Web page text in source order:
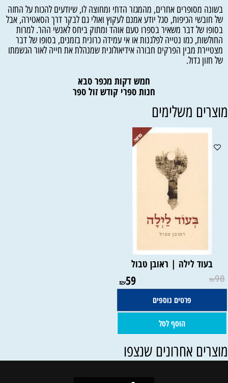
בשונה מסופרים אחרים, מהמגזר הדתי ומחוצה לו, שיודעים להכות על החזה
של חובשי הכיפות, סגל יודע אמנם לעקוץ ואולי גם לבקר דרך הסאטירה, אבל
בסופו של דבר משאיר בספרו טעם אוהד ומתוק ביחס לאנשי ההר. למרות
החולשות, כמו נטייה לפלגנות או אי עמידה כרונית בזמנים, בסופו של דבר
מצטיירת מבין הפרקים חבורה אידיאולוגית שמנהלת את חייה לאור הגשמתו
של חזון גדול.
חמש דקות מכפר סבא
חנות ספרי קודש זול ספר
משלימים
בעוד לילה | ראובן טבול
₪98
₪59
פרטים נוספים
הוסף לסל
אחרונים שנצפו